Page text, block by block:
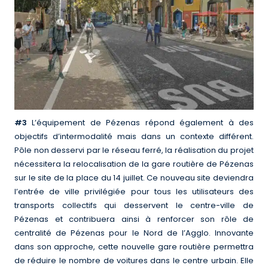
#3 L’équipement de Pézenas répond également à des
objectifs d’intermodalité mais dans un contexte différent.
Pôle non desservi par le réseau ferré, la réalisation du projet
nécessitera la relocalisation de la gare routière de Pézenas
sur le site de la place du 14 juillet. Ce nouveau site deviendra
l’entrée de ville privilégiée pour tous les utilisateurs des
transports collectifs qui desservent le centre-ville de
Pézenas et contribuera ainsi à renforcer son rôle de
centralité de Pézenas pour le Nord de l’Agglo. Innovante
dans son approche, cette nouvelle gare routière permettra
de réduire le nombre de voitures dans le centre urbain. Elle